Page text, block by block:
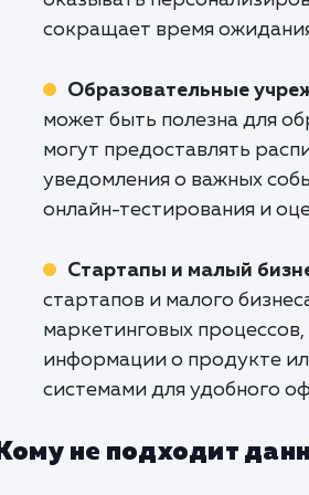
сокращает время
Образовательные
может быть полезна для
могут предоставлять
уведомления о важных
онлайн-тестирования и
Стартапы и малый
стартапов и малого
маркетинговых
информации о продукте
системами для удобного
Кому не подходит